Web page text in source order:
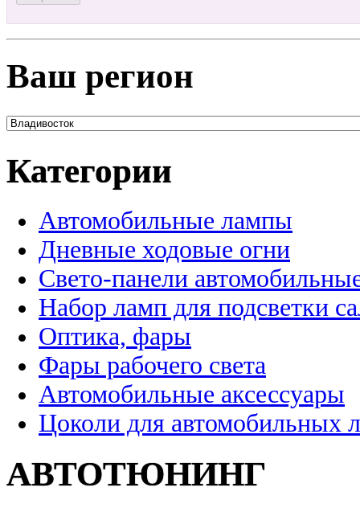
Ваш регион
Категории
Автомобильные лампы
Дневные ходовые огни
Свето-панели
Набор ламп для подсветки
Оптика, фары
Фары рабочего света
Автомобильные аксессуары
Цоколи для автомобильных
АВТОТЮНИНГ